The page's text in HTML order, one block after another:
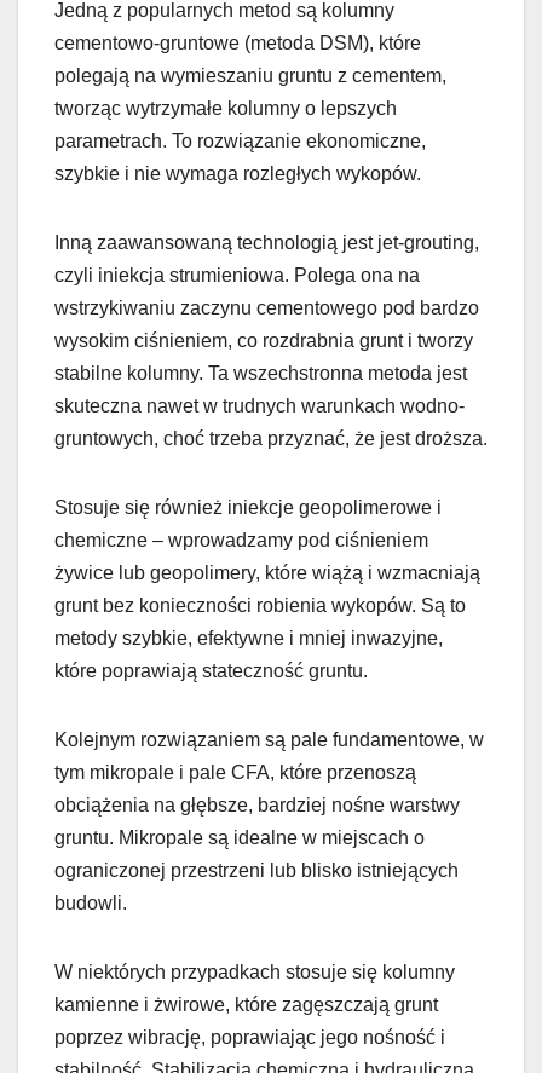
Jedną z popularnych metod są kolumny
cementowo-gruntowe (metoda DSM), które
polegają na wymieszaniu gruntu z cementem,
tworząc wytrzymałe kolumny o lepszych
parametrach. To rozwiązanie ekonomiczne,
szybkie i nie wymaga rozległych wykopów.
Inną zaawansowaną technologią jest jet-grouting,
czyli iniekcja strumieniowa. Polega ona na
wstrzykiwaniu zaczynu cementowego pod bardzo
wysokim ciśnieniem, co rozdrabnia grunt i tworzy
stabilne kolumny. Ta wszechstronna metoda jest
skuteczna nawet w trudnych warunkach wodno-
gruntowych, choć trzeba przyznać, że jest droższa.
Stosuje się również iniekcje geopolimerowe i
chemiczne – wprowadzamy pod ciśnieniem
żywice lub geopolimery, które wiążą i wzmacniają
grunt bez konieczności robienia wykopów. Są to
metody szybkie, efektywne i mniej inwazyjne,
które poprawiają stateczność gruntu.
Kolejnym rozwiązaniem są pale fundamentowe, w
tym mikropale i pale CFA, które przenoszą
obciążenia na głębsze, bardziej nośne warstwy
gruntu. Mikropale są idealne w miejscach o
ograniczonej przestrzeni lub blisko istniejących
budowli.
W niektórych przypadkach stosuje się kolumny
kamienne i żwirowe, które zagęszczają grunt
poprzez wibrację, poprawiając jego nośność i